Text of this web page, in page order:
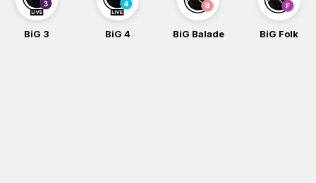
BiG 4 BiG Balade BiG Folk BiG iG